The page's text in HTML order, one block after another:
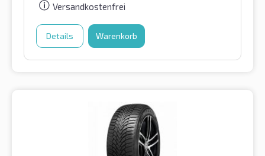
Versandkostenfrei
Details Warenkorb